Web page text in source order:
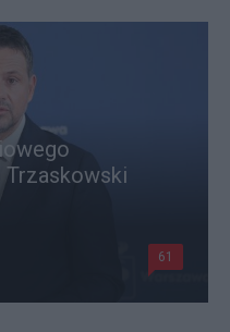
Trzaskowski
61